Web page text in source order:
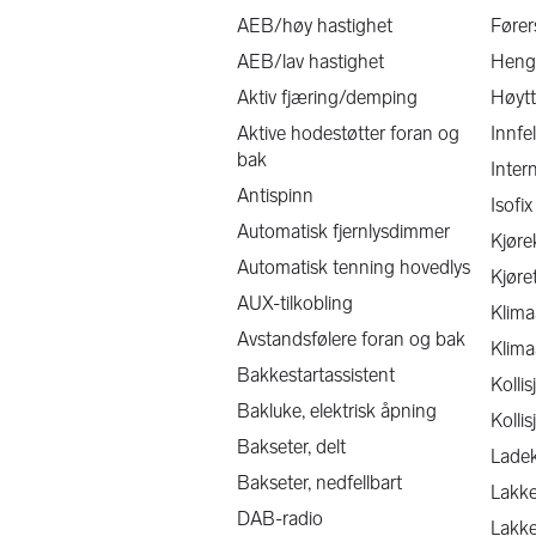
Mobil: 90 93 21 00
Forbehold om evt feil i annonse
AEB/høy hastighet
AEB/lav hastighet
Aktiv fjæring/demping
Aktive hodestøtter foran og
bak
Antispinn
Automatisk fjernlysdimmer
Automatisk tenning hovedlys
AUX-tilkobling
Avstandsfølere foran og bak
Bakkestartassistent
Bakluke, elektrisk åpning
Bakseter, delt
Bakseter, nedfellbart
DAB-radio